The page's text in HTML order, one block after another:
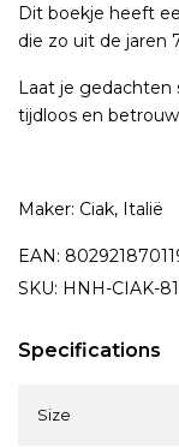
Dit boekje heeft
die zo uit de jaren
Laat je gedachten
tijdloos en
Maker: Ciak, Italië
EAN:
SKU: HNH-CIAK-
Specifications
Size